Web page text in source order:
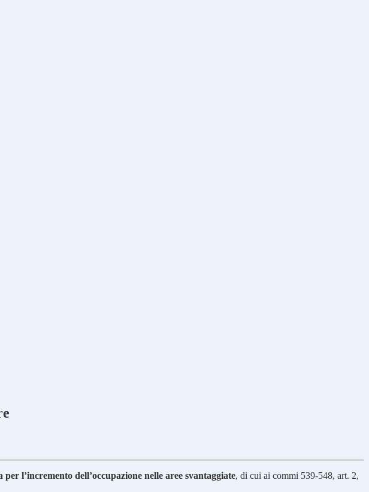
l’incremento dell’occupazione nelle aree svantaggiate, di cui ai commi 539-548, art. 2,